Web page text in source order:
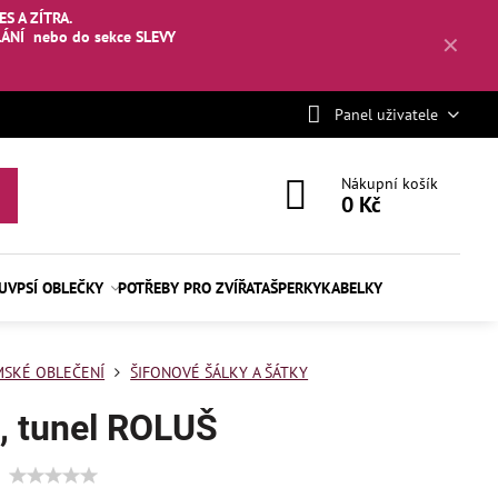
✕
A ZÍTRA.
nebodo sekce SLEVY
Panel uživatele
Nákupní košík
0 Kč
PSÍ OBLEČKY POTŘEBY PRO ZVÍŘATAŠPERKYKABELKY
OBLEČENÍ ŠIFONOVÉ ŠÁLKY A ŠÁTKY
tunel ROLUŠ